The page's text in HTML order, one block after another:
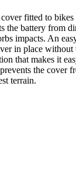
fitted to
the battery from
impacts. An
in place
that makes it
the cover
terrain.